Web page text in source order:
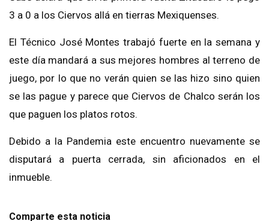
3 a 0 a los Ciervos allá en tierras Mexiquenses.
El Técnico José Montes trabajó fuerte en la semana y
este día mandará a sus mejores hombres al terreno de
juego, por lo que no verán quien se las hizo sino quien
se las pague y parece que Ciervos de Chalco serán los
que paguen los platos rotos.
Debido a la Pandemia este encuentro nuevamente se
disputará a puerta cerrada, sin aficionados en el
inmueble.
Comparte esta noticia